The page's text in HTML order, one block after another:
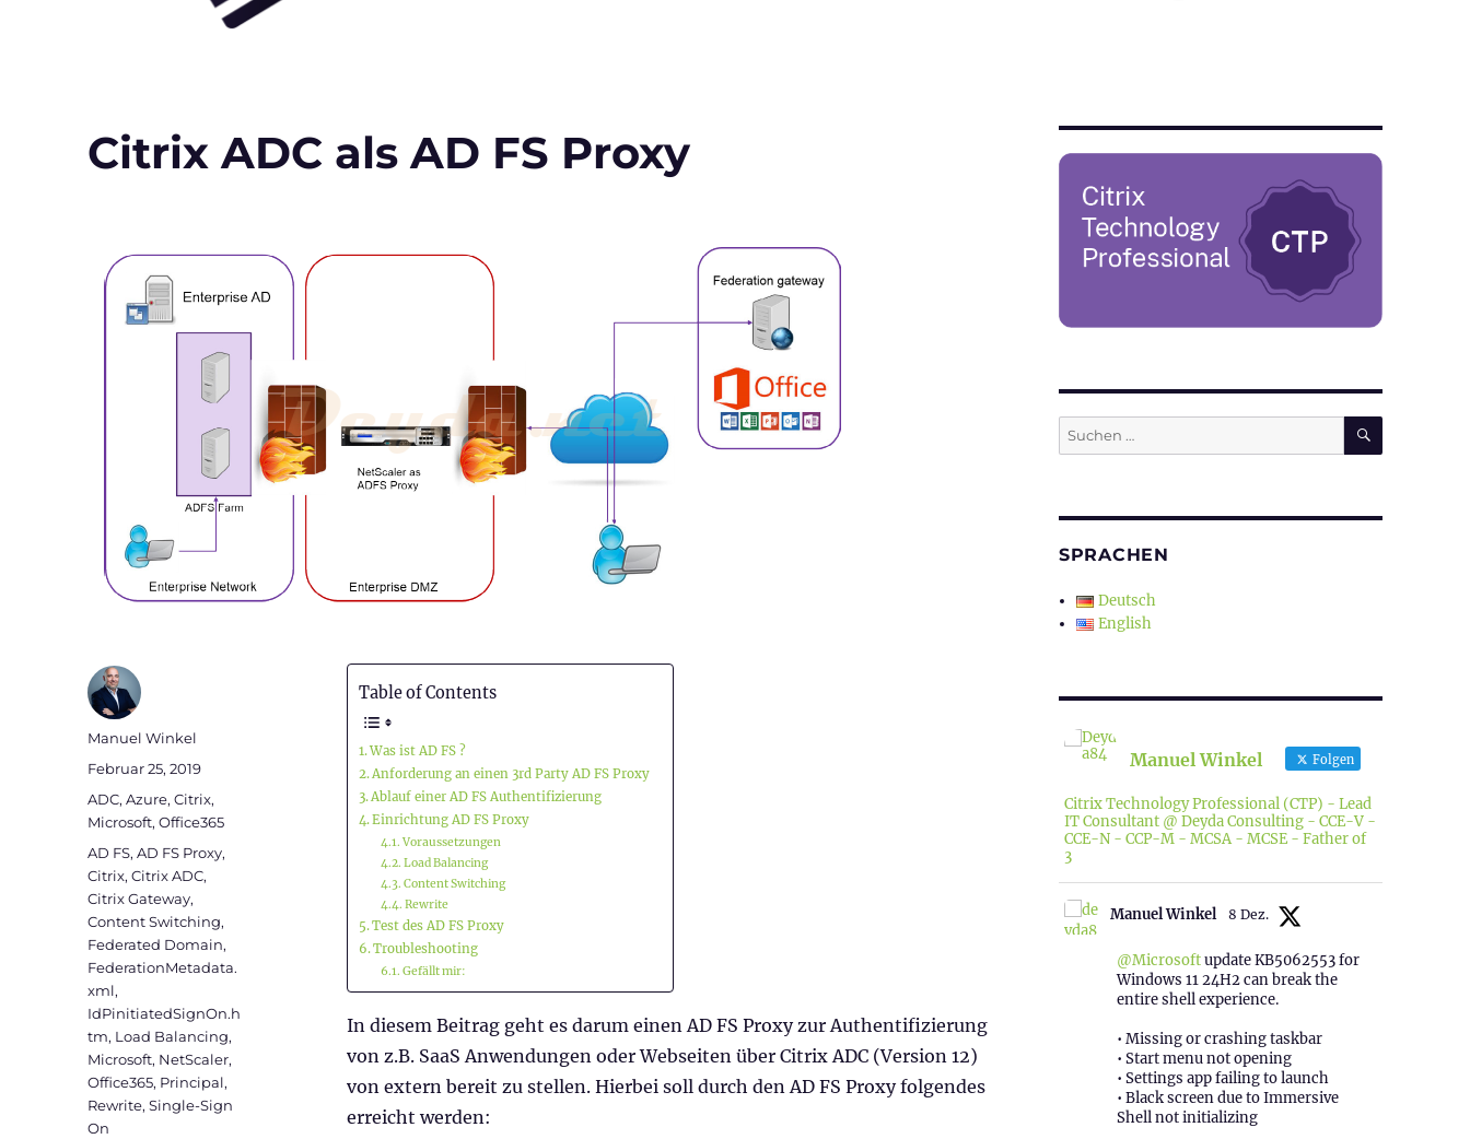
Citrix ADC als AD FS Proxy
Table of Contents
Was ist AD FS ?
Anforderung an einen 3rd Party AD FS Proxy
Ablauf einer AD FS Authentifizierung
Einrichtung AD FS Proxy
Voraussetzungen
Load Balancing
Content Switching
Rewrite
Test des AD FS Proxy
Troubleshooting
Gefällt mir:
In diesem Beitrag geht es darum einen AD FS Proxy zur Authentifizierung
von z.B. SaaS Anwendungen oder Webseiten über Citrix ADC (Version 12)
von extern bereit zu stellen. Hierbei soll durch den AD FS Proxy folgendes
erreicht werden:
Autor
Manuel Winkel
Veröffentlicht
Februar 25, 2019
Kategorien
ADC,Azure,Citrix,
Microsoft,Office365
Schlagwörter
AD FS,AD FS Proxy,
Citrix,Citrix ADC,
Citrix Gateway,
Content Switching,
Federated Domain,
FederationMetadata.
xml,
IdPinitiatedSignOn.h
tm, Load Balancing,
Microsoft, NetScaler,
Office365, Principal,
Rewrite,Single-Sign
On
Suchen
nach:
SUCHEN
SPRACHEN
Deutsch
English
Manuel Winkel Folgen
Citrix Technology Professional (CTP) - Lead
IT Consultant @ Deyda Consulting - CCE-V -
CCE-N - CCP-M - MCSA - MCSE - Father of
3
Manuel Winkel 8 Dez.
@Microsoftupdate KB5062553 for
Windows 11 24H2 can break the
entire shell experience.
• Missing or crashing taskbar
• Start menu not opening
• Settings app failing to launch
• Black screen due to Immersive
Shell not initializing